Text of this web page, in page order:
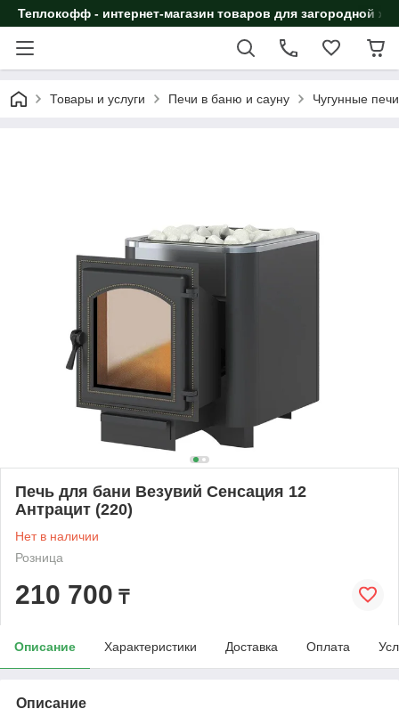
Теплокофф - интернет-магазин товаров для загородной
Товары и услуги Печи в баню и сауну Чугунные
Печь для бани Везувий Сенсация 12
Антрацит (220)
Нет в наличии
Розница
210 700 ₸
Описание Характеристики Доставка Оплата
Описание